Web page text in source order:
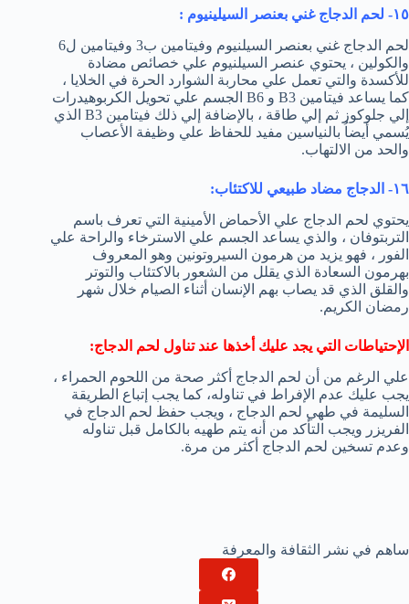
١٥- لحم الدجاج غني بعنصر السيلينيوم :
لحم الدجاج غني بعنصر السيلنيوم وفيتامين ب3 وفيتامين ل6
والكولين ، يحتوي عنصر السيلنيوم علي خصائص مضادة
للأكسدة والتي تعمل علي محاربة الشوارد الحرة في الخلايا ،
كما يساعد فيتامين B3 و B6 الجسم علي تحويل الكربوهيدرات
إلي جلوكوز ثم إلي طاقة ، بالإضافة إلي ذلك فيتامين B3 الذي
يُسمي أيضاُ بالنياسين مفيد للحفاظ علي وظيفة الأعصاب
والحد من الالتهاب.
١٦- الدجاج مضاد طبيعي للاكتئاب:
يحتوي لحم الدجاج علي الأحماض الأمينية التي تعرف باسم
التربتوفان ، والذي يساعد الجسم علي الاسترخاء والراحة علي
الفور ، فهو يزيد من هرمون السيروتونين وهو المعروف
بهرمون السعادة الذي يقلل من الشعور بالاكتئاب والتوتر
والقلق الذي قد يصاب بهم الإنسان أثناء الصيام خلال شهر
رمضان الكريم.
الإحتياطات التي يجد عليك أخذها عند تناول لحم الدجاج:
علي الرغم من أن لحم الدجاج أكثر صحة من اللحوم الحمراء ،
يجب عليك عدم الإفراط في تناوله، كما يجب إتباع الطريقة
السليمة في طهي لحم الدجاج ، ويجب حفظ لحم الدجاج في
الفريزر ويجب التأكد من أنه يتم طهيه بالكامل قبل تناوله
وعدم تسخين لحم الدجاج أكثر من مرة.
ساهم في نشر الثقافة والمعرفة